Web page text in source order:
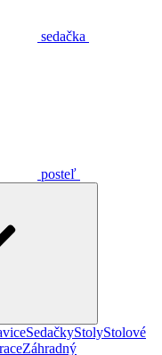
sedačka
posteľ
SedačkyStolyStolové
Záhradný